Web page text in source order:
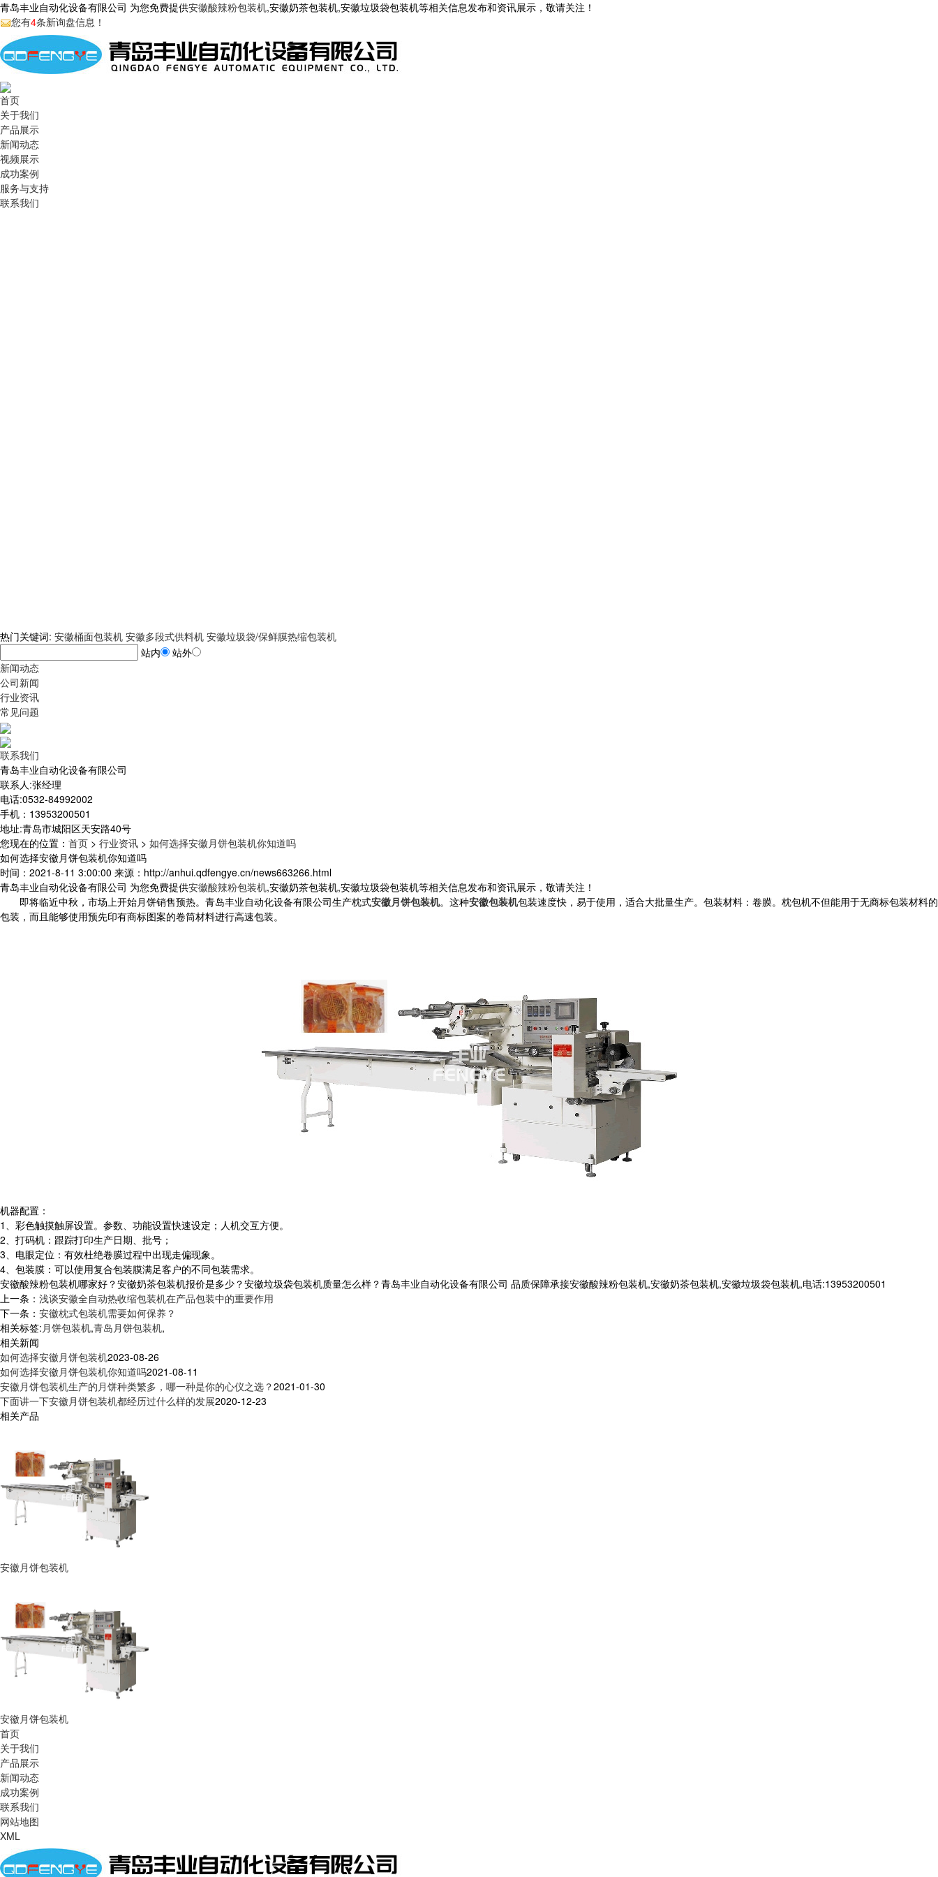
青岛丰业自动化设备有限公司 为您免费提供安徽酸辣粉包装机,安徽奶茶包装机,安徽垃圾袋包装机等相关信息发布和资讯展示，敬请关注！
您有4条新询盘信息！
首页
关于我们
产品展示
新闻动态
视频展示
成功案例
服务与支持
联系我们
热门关键词: 安徽桶面包装机 安徽多段式供料机 安徽垃圾袋/保鲜膜热缩包装机
站内
站外
新闻动态
公司新闻
行业资讯
常见问题
联系我们
青岛丰业自动化设备有限公司
联系人:张经理
电话:0532-84992002
手机：13953200501
地址:青岛市城阳区天安路40号
您现在的位置 ： 首页 > 行业资讯 > 如何选择安徽月饼包装机你知道吗
如何选择安徽月饼包装机你知道吗
时间：2021-8-11 3:00:00 来源：http://anhui.qdfengye.cn/news663266.html
青岛丰业自动化设备有限公司 为您免费提供安徽酸辣粉包装机,安徽奶茶包装机,安徽垃圾袋包装机等相关信息发布和资讯展示，敬请关注！
即将临近中秋，市场上开始月饼销售预热。青岛丰业自动化设备有限公司生产枕式安徽月饼包装机。这种安徽包装机包装速度快，易于使用，适合大批量生产。包装材料：卷膜。枕包机不但能用于无商标包装材料的
包装，而且能够使用预先印有商标图案的卷筒材料进行高速包装。
机器配置：
1、彩色触摸触屏设置。参数、功能设置快速设定；人机交互方便。
2、打码机：跟踪打印生产日期、批号；
3、电眼定位：有效杜绝卷膜过程中出现走偏现象。
4、包装膜：可以使用复合包装膜满足客户的不同包装需求。
安徽酸辣粉包装机哪家好？安徽奶茶包装机报价是多少？安徽垃圾袋包装机质量怎么样？青岛丰业自动化设备有限公司 品质保障承接安徽酸辣粉包装机,安徽奶茶包装机,安徽垃圾袋包装机,电话:13953200501
上一条： 浅谈安徽全自动热收缩包装机在产品包装中的重要作用
下一条： 安徽枕式包装机需要如何保养？
相关标签: 月饼包装机,青岛月饼包装机,
相关新闻
如何选择安徽月饼包装机2023-08-26
如何选择安徽月饼包装机你知道吗2021-08-11
安徽月饼包装机生产的月饼种类繁多，哪一种是你的心仪之选？2021-01-30
下面讲一下安徽月饼包装机都经历过什么样的发展2020-12-23
相关产品
安徽月饼包装机
安徽月饼包装机
首页
关于我们
产品展示
新闻动态
成功案例
联系我们
网站地图
XML